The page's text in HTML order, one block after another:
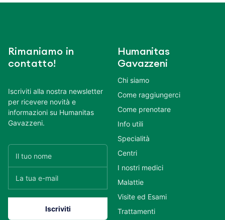
Rimaniamo in
contatto!
Iscriviti alla nostra newsletter
per ricevere novità e
informazioni su Humanitas
Gavazzeni.
Humanitas
Gavazzeni
Chi siamo
Come raggiungerci
Come prenotare
Info utili
Specialità
Centri
I nostri medici
Malattie
Visite ed Esami
Trattamenti